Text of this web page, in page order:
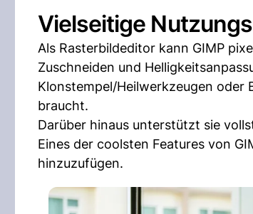
Vielseitige
Als Rasterbildeditor kann GIMP
Zuschneiden und
Klonstempel/Heilwerkzeugen oder
braucht.
Darüber hinaus unterstützt sie
Eines der coolsten Features von
hinzuzufügen.